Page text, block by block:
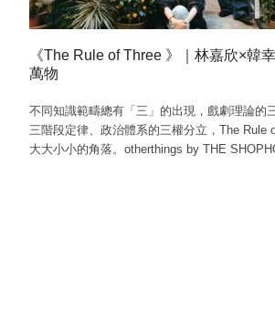
《The Rule of Three 》｜林嘉欣×韓
萬物
不同知識範疇總有「三」的出現，戲劇理論的
三階段定律、政治體系的三權分立，The Rule
大大小小的角落。otherthings by THE